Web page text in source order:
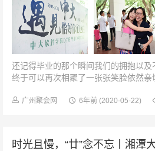
还记得毕业的那个瞬间我们的拥抱以
终于可以再次相聚了一张张笑脸依然
着风雨、阅读着沧桑，但是学...
广州聚会网 6年前 (2020-05-22)